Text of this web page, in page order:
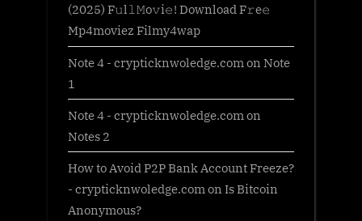
(2025) F𝚞l𝚕𝙼o𝚟i𝚎! Download F𝚛e𝚎
Mp4moviez Filmy4wap
Note 4 - crypticknwoledge.com on Note
1
Note 4 - crypticknwoledge.com on
Notes 2
How to Avoid P2P Bank Account Freeze?
- crypticknwoledge.com on Is Bitcoin
Anonymous?